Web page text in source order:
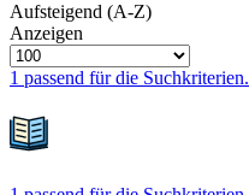
Aufsteigend (A-Z)
Anzeigen
1 passend für die Suchkriterien.